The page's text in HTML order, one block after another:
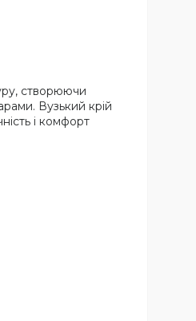
створюючи
Вузький крій
і комфорт